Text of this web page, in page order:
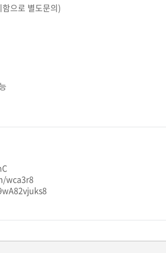
으로 별도문의)
wca3r8